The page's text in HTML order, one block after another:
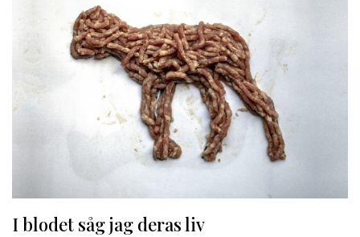
I blodet såg jag deras liv